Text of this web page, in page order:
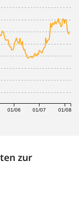
01/06 01/07 01/08
zur